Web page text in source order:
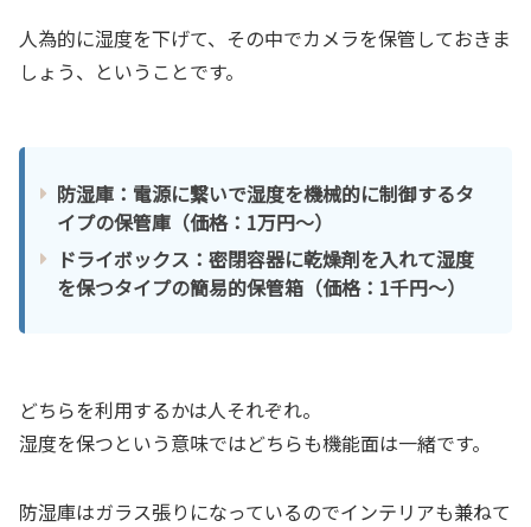
人為的に湿度を下げて、その中でカメラを保管しておきま
しょう、ということです。
防湿庫：電源に繋いで湿度を機械的に制御するタ
イプの保管庫（価格：1万円～）
ドライボックス：密閉容器に乾燥剤を入れて湿度
を保つタイプの簡易的保管箱（価格：1千円～）
どちらを利用するかは人それぞれ。
湿度を保つという意味ではどちらも機能面は一緒です。
防湿庫はガラス張りになっているのでインテリアも兼ねて